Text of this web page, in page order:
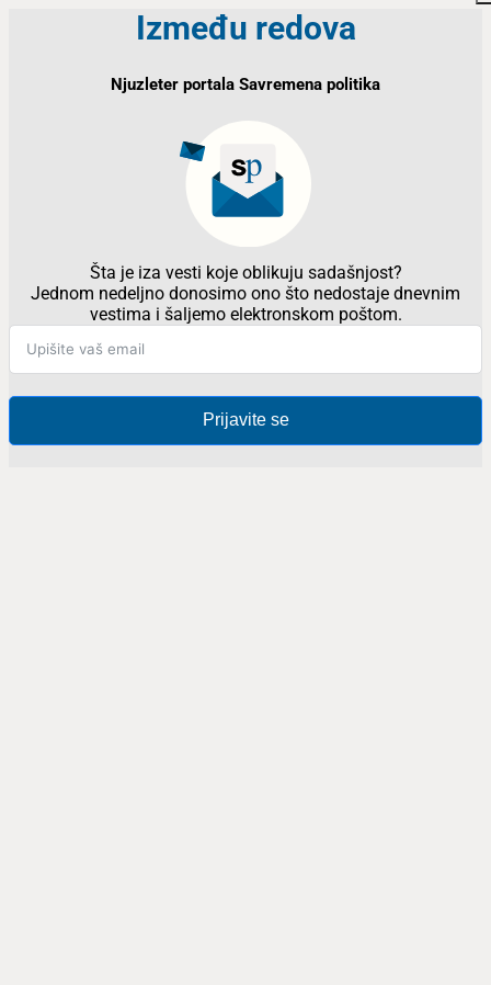
Između redova
Njuzleter portala Savremena politika
Šta je iza vesti koje oblikuju sadašnjost?
Jednom nedeljno donosimo ono što nedostaje dnevnim
vestima i šaljemo elektronskom poštom.
Prijavite se